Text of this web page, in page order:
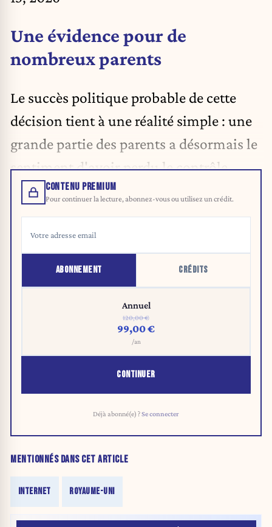
Une évidence pour de
nombreux parents
Le succès politique probable de cette
décision tient à une réalité simple : une
grande partie des parents a désormais le
sentiment d'avoir perdu le contrôle.
CONTENU PREMIUM
Pour continuer la lecture, abonnez-vous ou utilisez un crédit.
ABONNEMENT CRÉDITS
Annuel
120,00 €
99,00 €
/an
CONTINUER
Déjà abonné(e) ?Se connecter
MENTIONNÉS DANS CET ARTICLE
INTERNET ROYAUME-UNI